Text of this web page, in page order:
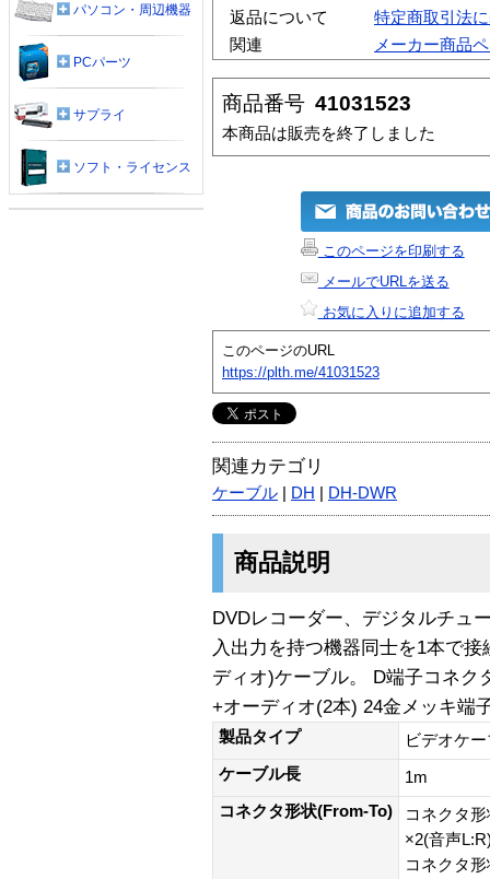
返品について
特定商取引法
関連
メーカー商品
商品番号 41031523
本商品は販売を終了しました
このページを印刷する
メールでURLを送る
お気に入りに追加する
このページのURL
https://plth.me/41031523
関連カテゴリ
ケーブル DH DH-DWR
商品説明
DVDレコーダー、デジタルチュ
入出力を持つ機器同士を1本で
ディオ)ケーブル。 D端子コネク
+オーディオ(2本) 24金メッキ端
製品タイプ
ビデオケ
ケーブル長
1m
コネクタ形状(From-To)
コネクタ
×2(音声
コネクタ
パソコン・周辺機器
PCパーツ
サプライ
ソフト・ライセンス